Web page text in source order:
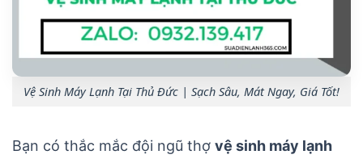
Vệ Sinh Máy Lạnh Tại Thủ Đức | Sạch Sâu, Mát Ngay, Giá Tốt!
Bạn có thắc mắc đội ngũ thợ vệ sinh máy lạnh